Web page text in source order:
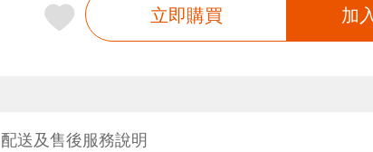
立即購買 加
配送及售後服務說明